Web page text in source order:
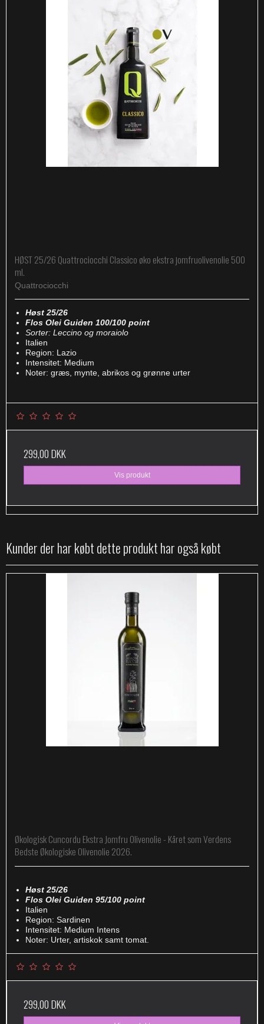
HØST 25/26 Quattrociocchi Classico øko ekstra jomfruolivenolie 500
ml.
Quattrociocchi
Høst 25/26
Flos Olei Guiden 100/100 point
Sorter: Leccino og moraiolo
Italien
Region: Lazio
Intensitet: Medium
Noter: græs, mynte, abrikos og grønne urter
299,00 DKK
Vis produkt
Kunder der har købt dette produkt har også købt
Økologisk Cuncordu Ekstra Jomfru Olivenolie - Kåret som Verdens
Bedste Økologiske Olivenolie 2026.
Høst 25/26
Flos Olei Guiden 95/100 point
Italien
Region: Sardinen
Intensitet: Medium Intens
Noter: Urter, artiskok samt tomat.
299,00 DKK